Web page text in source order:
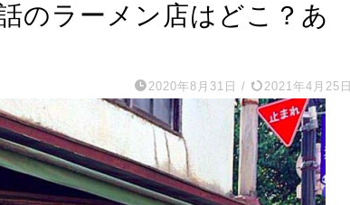
のラーメン店はどこ？あ
2020年8月31日 / 2021年4月25日